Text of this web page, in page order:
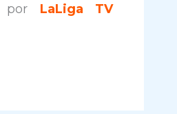
por LaLiga TV